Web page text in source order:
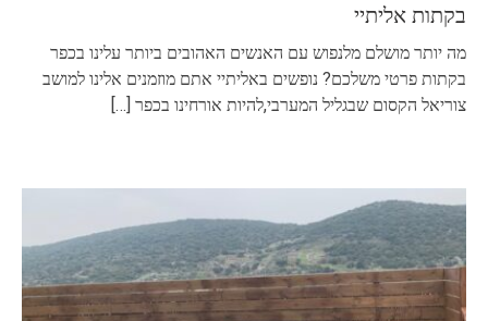
בקתות אליתיי
מה יותר מושלם מלנפוש עם האנשים האהובים ביותר עלינו בכפר
בקתות פרטי משלכם? נופשים באליתיי אתם מוזמנים אלינו למושב
צוריאל הקסום שבגליל המערבי,להיות אורחינו בכפר […]